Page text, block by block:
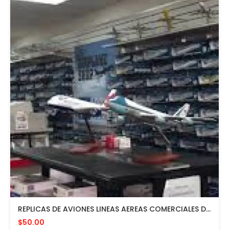
REPLICAS DE AVIONES LINEAS AEREAS COMERCIALES DESDE $50 EN ADELANTE
$50.00